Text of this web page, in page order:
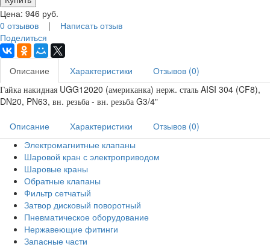
Цена: 946 руб.
0 отзывов | Написать отзыв
Поделиться
Описание Характеристики
Отзывов (0)
Гайка накидная UGG12020 (американка) нерж. сталь AISI 304 (CF8),
DN20, PN63, вн. резьба - вн. резьба G3/4"
Описание Характеристики
Отзывов (0)
Электромагнитные клапаны
Шаровой кран с электроприводом
Шаровые краны
Обратные клапаны
Фильтр сетчатый
Затвор дисковый поворотный
Пневматическое оборудование
Нержавеющие фитинги
Запасные части